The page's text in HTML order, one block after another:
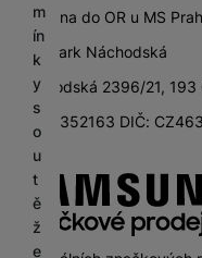
m
ín
k
y
s
o
u
t
ě
ž
e
zapsána do OR u MS
City Park Náchodská
Náchodská 2396/21, 193
IČ: 46352163 DIČ: